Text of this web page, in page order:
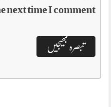
next time I comment.